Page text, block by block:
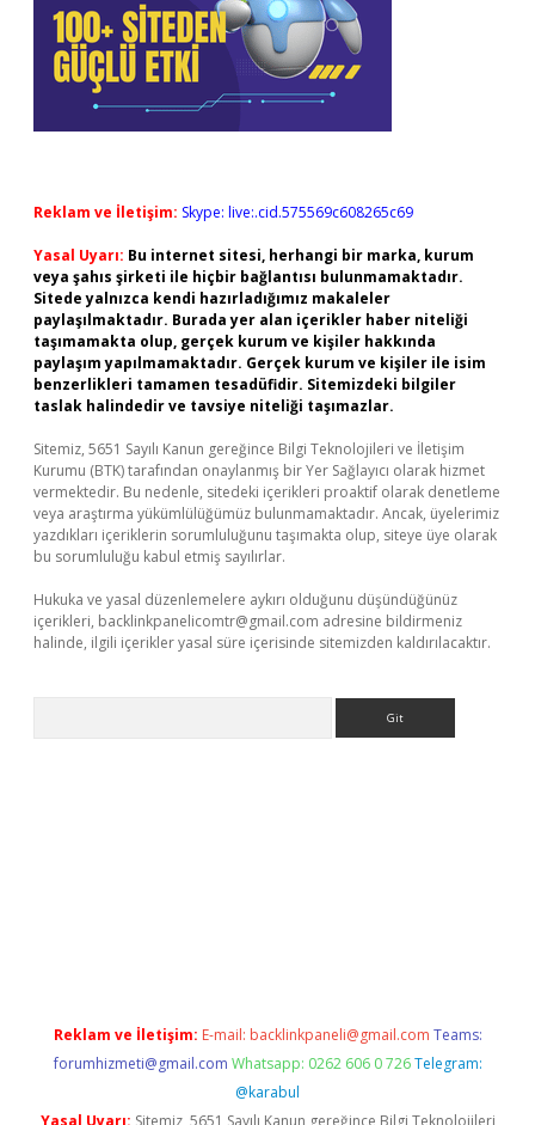
Reklam ve İletişim: Skype: live:.cid.575569c608265c69
Yasal Uyarı: Bu internet sitesi, herhangi bir marka, kurum
veya şahıs şirketi ile hiçbir bağlantısı bulunmamaktadır.
Sitede yalnızca kendi hazırladığımız makaleler
paylaşılmaktadır. Burada yer alan içerikler haber niteliği
taşımamakta olup, gerçek kurum ve kişiler hakkında
paylaşım yapılmamaktadır. Gerçek kurum ve kişiler ile isim
benzerlikleri tamamen tesadüfidir. Sitemizdeki bilgiler
taslak halindedir ve tavsiye niteliği taşımazlar.
Sitemiz, 5651 Sayılı Kanun gereğince Bilgi Teknolojileri ve İletişim
Kurumu (BTK) tarafından onaylanmış bir Yer Sağlayıcı olarak hizmet
vermektedir. Bu nedenle, sitedeki içerikleri proaktif olarak denetleme
veya araştırma yükümlülüğümüz bulunmamaktadır. Ancak, üyelerimiz
yazdıkları içeriklerin sorumluluğunu taşımakta olup, siteye üye olarak
bu sorumluluğu kabul etmiş sayılırlar.
Hukuka ve yasal düzenlemelere aykırı olduğunu düşündüğünüz
içerikleri, backlinkpanelicomtr@gmail.com adresine bildirmeniz
halinde, ilgili içerikler yasal süre içerisinde sitemizden kaldırılacaktır.
Reklam ve İletişim: E-mail: backlinkpaneli@gmail.com Teams:
forumhizmeti@gmail.com Whatsapp: 0262 606 0 726 Telegram:
@karabul
Yasal Uyarı: Sitemiz, 5651 Sayılı Kanun gereğince Bilgi Teknolojileri